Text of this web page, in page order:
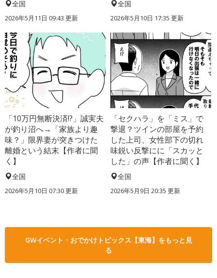
全国
2026年5月11日 09:43 更新
全国
2026年5月10日 17:35 更新
「10万円無断決済!?」誠実夫
が釣り沼へ→「家族より趣
味？」限界妻が突きつけた
離婚という結末【作者に聞
く】
全国
2026年5月10日 07:30 更新
「セクハラ」を「ミス」で
撃退？ツインの部屋を予約
した上司、女性部下の切れ
味鋭い反撃にに「スカッと
した」の声【作者に聞く】
全国
2026年5月9日 20:35 更新
GWイベント・おでかけトピックス【東海】をもっと見
る